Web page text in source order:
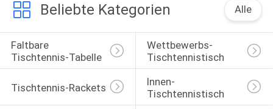
Beliebte Kategorien Alle
Faltbare
Tischtennis-Tabelle
Wettbewerbs-
Tischtennistisch
Tischtennis-Rackets
Innen-
Tischtennistisch